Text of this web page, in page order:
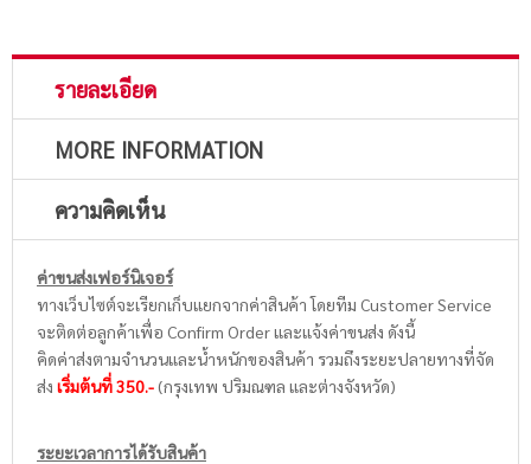
รายละเอียด
MORE INFORMATION
ความคิดเห็น
ค่าขนส่งเฟอร์นิเจอร์
ทางเว็บไซต์จะเรียกเก็บแยกจากค่าสินค้า โดยทีม Customer Service
จะติดต่อลูกค้าเพื่อ Confirm Order และแจ้งค่าขนส่ง ดังนี้
คิดค่าส่งตามจำนวนและน้ำหนักของสินค้า รวมถึงระยะปลายทางที่จัด
ส่ง เริ่มต้นที่ 350.-(กรุงเทพ ปริมณฑล และต่างจังหวัด)
ระยะเวลาการได้รับสินค้า